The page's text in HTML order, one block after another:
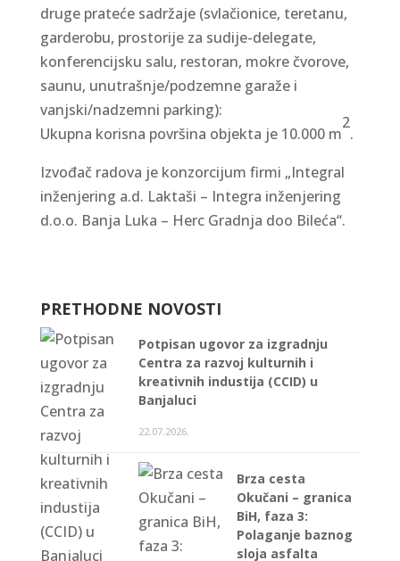
druge prateće sadržaje (svlačionice, teretanu,
garderobu, prostorije za sudije-delegate,
konferencijsku salu, restoran, mokre čvorove,
saunu, unutrašnje/podzemne garaže i
vanjski/nadzemni parking):
Ukupna korisna površina objekta je 10.000 m
2
.
Izvođač radova je konzorcijum firmi „Integral
inženjering a.d. Laktaši – Integra inženjering
d.o.o. Banja Luka – Herc Gradnja doo Bileća“.
PRETHODNE NOVOSTI
Potpisan ugovor za izgradnju
Centra za razvoj kulturnih i
kreativnih industija (CCID) u
Banjaluci
22.07.2026.
Brza cesta
Okučani – granica
BiH, faza 3:
Polaganje baznog
sloja asfalta